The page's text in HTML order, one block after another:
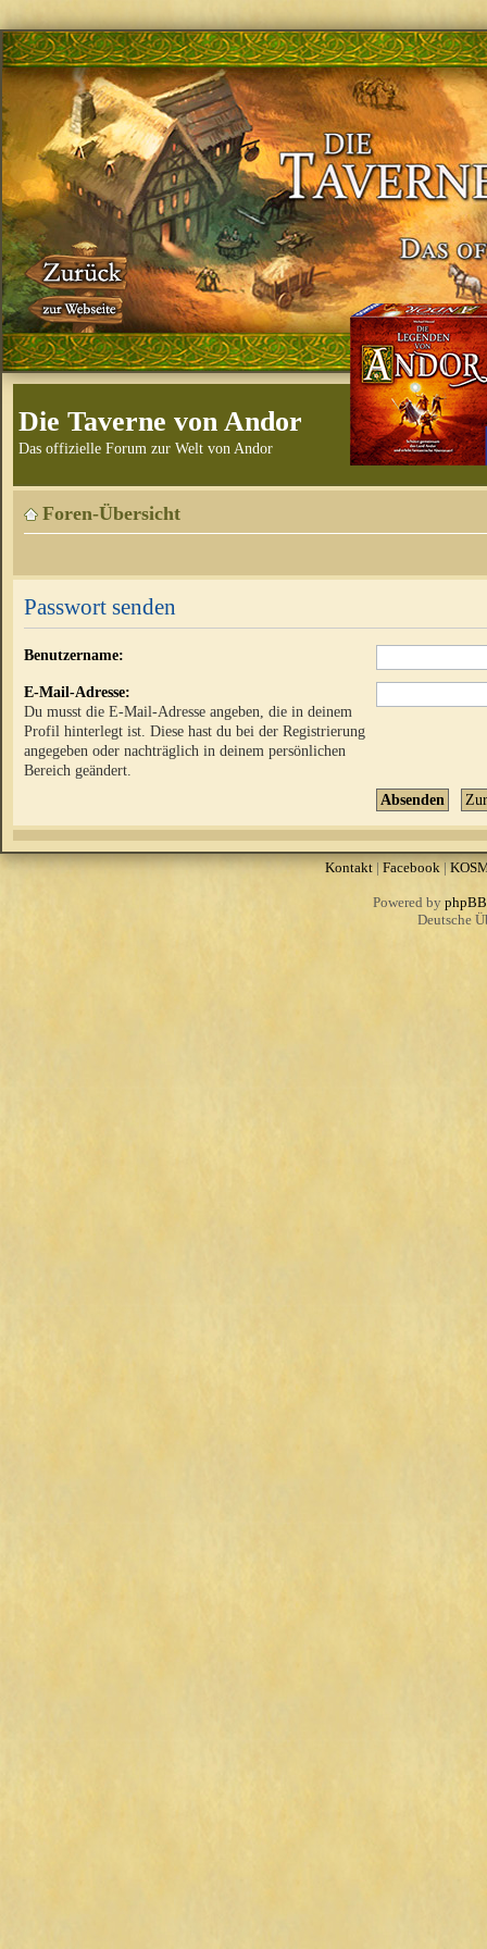
Die Taverne von Andor
Das offizielle Forum zur Welt von Andor
Foren-Übersicht
Passwort senden
Benutzername:
E-Mail-Adresse:
Du musst die E-Mail-Adresse angeben, die in deinem
Profil hinterlegt ist. Diese hast du bei der Registrierung
angegeben oder nachträglich in deinem persönlichen
Bereich geändert.
Kontakt| Facebook |
Powered by phpBB
Deutsche